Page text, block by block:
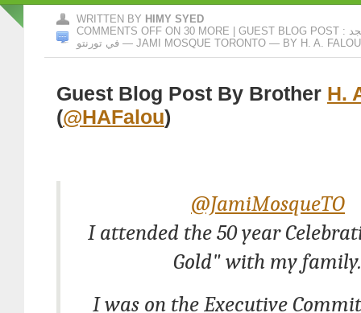
WRITTEN BY HIMY SYED
COMMENTS OFF ON 30 MORE | GUEST BLOG POST : احتفالية مرور ٥٠ عاما على أقدم مسجد
في تورنتو — JAMI MOSQUE TORONTO — BY H. A. FALOU
Guest Blog Post By Brother H.
(@HAFalou)
@JamiMosqueTO
I attended the 50 year
Gold" with my
I was on the Executive